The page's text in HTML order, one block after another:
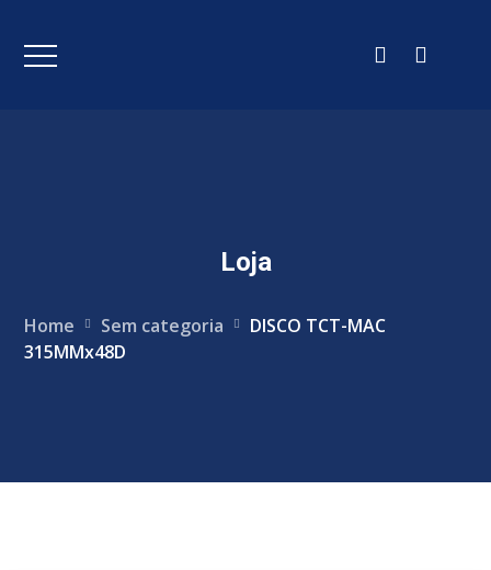
Loja
Home Sem categoria
DISCO TCT-MAC
315MMx48D